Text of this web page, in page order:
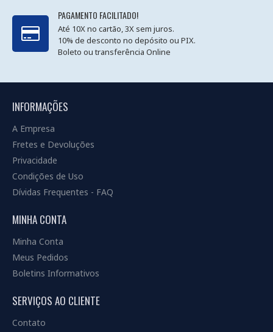
PAGAMENTO FACILITADO!
Até 10X no cartão, 3X sem juros.
10% de desconto no depósito ou PIX.
Boleto ou transferência Online
INFORMAÇÕES
A Empresa
Fretes e Devoluções
Privacidade
Condições de Uso
Dívidas Frequentes - FAQ
MINHA CONTA
Minha Conta
Meus Pedidos
Boletins Informativos
SERVIÇOS AO CLIENTE
Contato